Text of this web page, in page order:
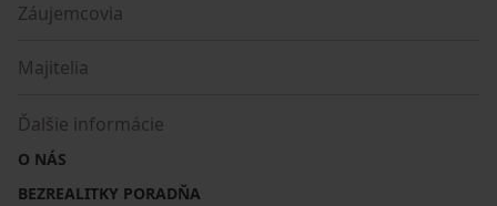
Záujemcovia
Majitelia
Ďalšie informácie
O NÁS
BEZREALITKY PORADŇA